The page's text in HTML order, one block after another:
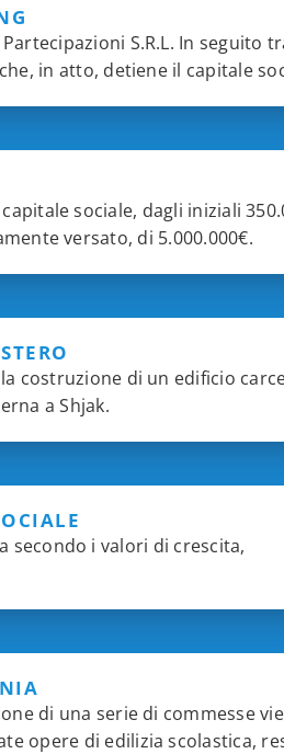
S.R.L. In seguito
che, in atto, detiene il capitale
sociale, dagli iniziali
versato, di 5.000.000€.
costruzione di un edificio
a Shjak.
secondo i valori di crescita,
di una serie di commesse
opere di edilizia scolastica,